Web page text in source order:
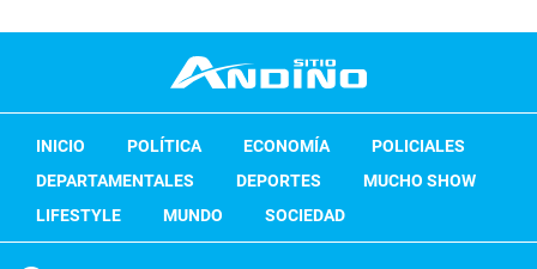
INICIO POLÍTICA ECONOMÍA
POLICIALES
DEPARTAMENTALES
DEPORTES
MUCHO SHOW
LIFESTYLE
MUNDO SOCIEDAD